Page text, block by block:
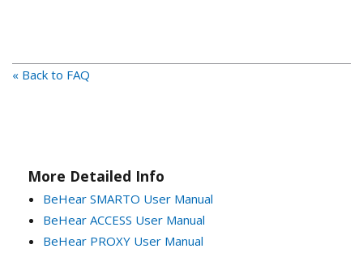
« Back to FAQ
More Detailed Info
BeHear SMARTO User Manual
BeHear ACCESS User Manual
BeHear PROXY User Manual